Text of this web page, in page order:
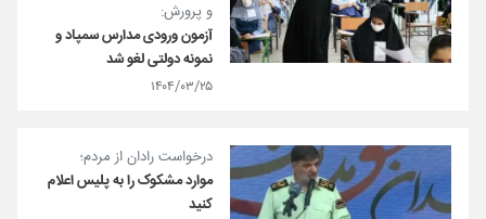
و پرورش:
آزمون ورودی مدارس سمپاد و
نمونه دولتی لغو شد
۱۴۰۴/۰۳/۲۵
درخواست رادان از مردم؛
موارد مشکوک را به پلیس اعلام
کنید